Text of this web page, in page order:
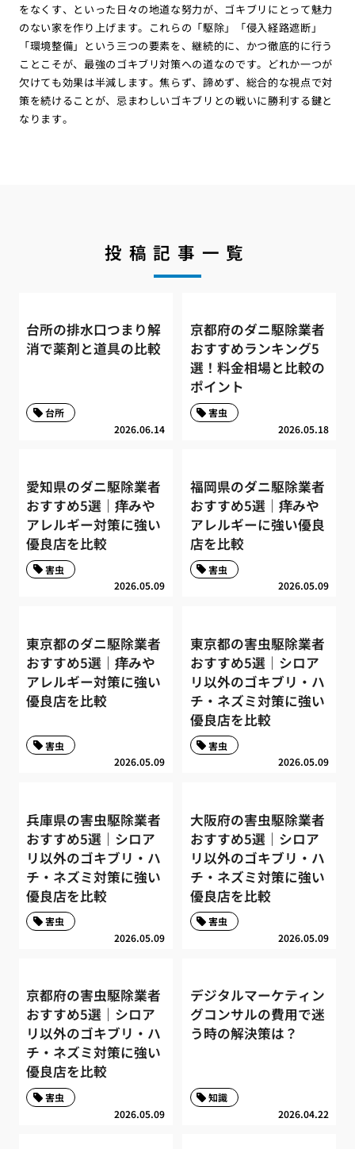
をなくす、といった日々の地道な努力が、ゴキブリにとって魅力
のない家を作り上げます。これらの「駆除」「侵入経路遮断」
「環境整備」という三つの要素を、継続的に、かつ徹底的に行う
ことこそが、最強のゴキブリ対策への道なのです。どれか一つが
欠けても効果は半減します。焦らず、諦めず、総合的な視点で対
策を続けることが、忌まわしいゴキブリとの戦いに勝利する鍵と
なります。
投稿記事一覧
台所の排水口つまり解
消で薬剤と道具の比較
2026.06.14
台所
京都府のダニ駆除業者
おすすめランキング5
選！料金相場と比較の
ポイント
2026.05.18
害虫
愛知県のダニ駆除業者
おすすめ5選｜痒みや
アレルギー対策に強い
優良店を比較
2026.05.09
害虫
福岡県のダニ駆除業者
おすすめ5選｜痒みや
アレルギーに強い優良
店を比較
2026.05.09
害虫
東京都のダニ駆除業者
おすすめ5選｜痒みや
アレルギー対策に強い
優良店を比較
2026.05.09
害虫
東京都の害虫駆除業者
おすすめ5選｜シロア
リ以外のゴキブリ・ハ
チ・ネズミ対策に強い
優良店を比較
2026.05.09
害虫
兵庫県の害虫駆除業者
おすすめ5選｜シロア
リ以外のゴキブリ・ハ
チ・ネズミ対策に強い
優良店を比較
2026.05.09
害虫
大阪府の害虫駆除業者
おすすめ5選｜シロア
リ以外のゴキブリ・ハ
チ・ネズミ対策に強い
優良店を比較
2026.05.09
害虫
京都府の害虫駆除業者
おすすめ5選｜シロア
リ以外のゴキブリ・ハ
チ・ネズミ対策に強い
優良店を比較
2026.05.09
害虫
デジタルマーケティン
グコンサルの費用で迷
う時の解決策は？
2026.04.22
知識